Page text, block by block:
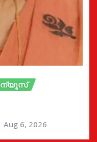
ന്യൂസ്
Aug 6, 2026